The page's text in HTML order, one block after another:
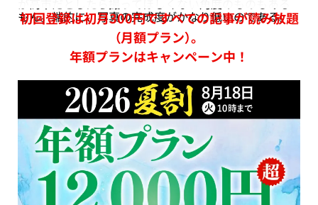
もん。端的に、写真の完成度がかなり低いのである。
初回登録は初月300円ですべての記事が読み放題
（月額プラン）。
年額プランはキャンペーン中！